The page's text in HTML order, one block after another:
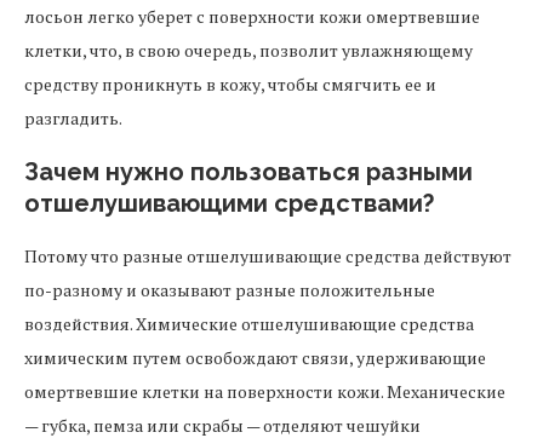
лосьон легко уберет с поверхности кожи омертвевшие
клетки, что, в свою очередь, позволит увлажняющему
средству проникнуть в кожу, чтобы смягчить ее и
разгладить.
Зачем нужно пользоваться разными
отшелушивающими средствами?
Потому что разные отшелушивающие средства действуют
по-разному и оказывают разные положительные
воздействия. Химические отшелушивающие средства
химическим путем освобождают связи, удерживающие
омертвевшие клетки на поверхности кожи. Механические
— губка, пемза или скрабы — отделяют чешуйки